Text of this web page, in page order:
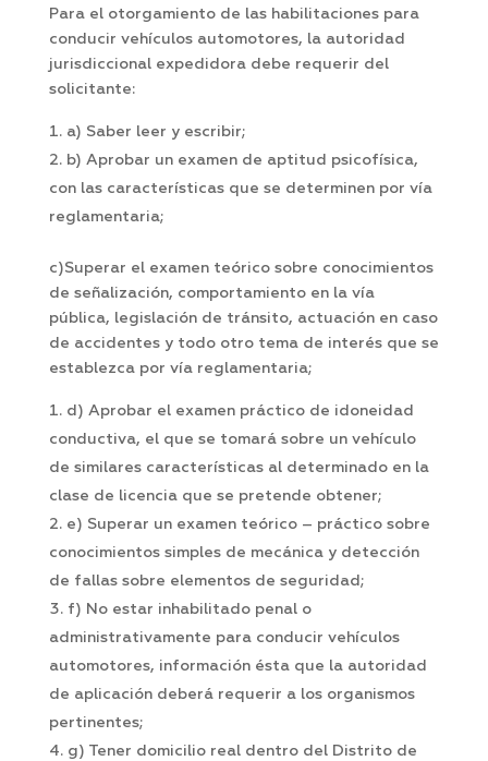
Para el otorgamiento de las habilitaciones para
conducir vehículos automotores, la autoridad
jurisdiccional expedidora debe requerir del
solicitante:
a) Saber leer y escribir;
b) Aprobar un examen de aptitud psicofísica,
con las características que se determinen por vía
reglamentaria;
c)Superar el examen teórico sobre conocimientos
de señalización, comportamiento en la vía
pública, legislación de tránsito, actuación en caso
de accidentes y todo otro tema de interés que se
establezca por vía reglamentaria;
d) Aprobar el examen práctico de idoneidad
conductiva, el que se tomará sobre un vehículo
de similares características al determinado en la
clase de licencia que se pretende obtener;
e) Superar un examen teórico – práctico sobre
conocimientos simples de mecánica y detección
de fallas sobre elementos de seguridad;
f) No estar inhabilitado penal o
administrativamente para conducir vehículos
automotores, información ésta que la autoridad
de aplicación deberá requerir a los organismos
pertinentes;
g) Tener domicilio real dentro del Distrito de